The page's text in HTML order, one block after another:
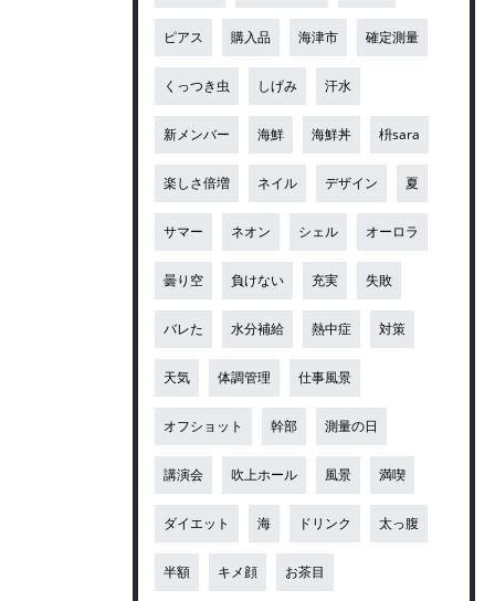
ピアス 購入品 海津市 確定測量
くっつき虫 しげみ 汗水
新メンバー 海鮮 海鮮丼 枡sara
楽しさ倍増 ネイル デザイン 夏
サマー ネオン シェル オーロラ
曇り空 負けない 充実 失敗
バレた 水分補給 熱中症 対策
天気 体調管理 仕事風景
オフショット 幹部 測量の日
講演会 吹上ホール 風景 満喫
ダイエット 海 ドリンク 太っ腹
半額 キメ顔 お茶目